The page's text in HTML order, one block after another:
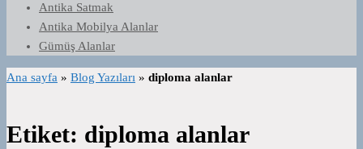
Antika Satmak
Antika Mobilya Alanlar
Gümüş Alanlar
Ana sayfa » Blog Yazıları » diploma alanlar
Etiket: diploma alanlar